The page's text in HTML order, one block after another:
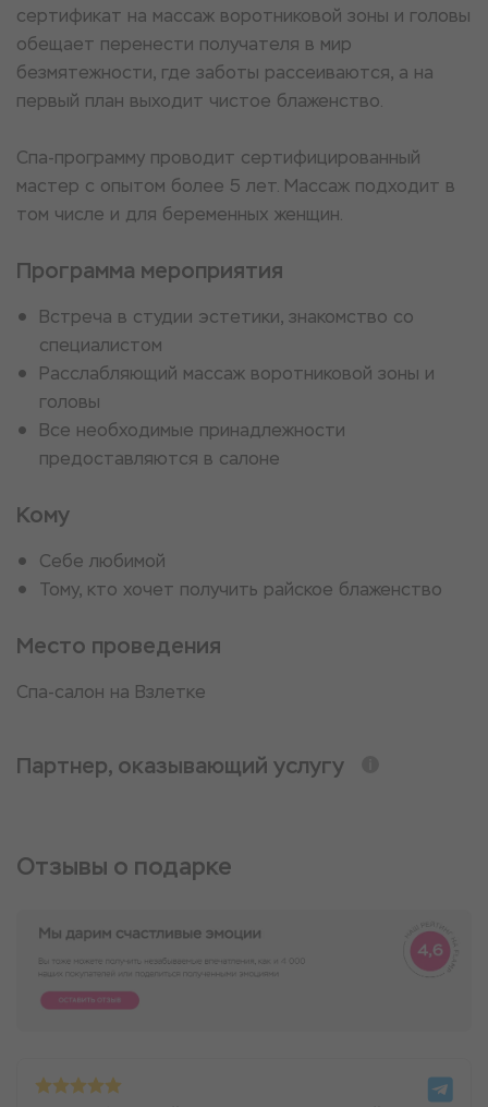
сертификат на массаж воротниковой зоны и головы
обещает перенести получателя в мир
безмятежности, где заботы рассеиваются, а на
первый план выходит чистое блаженство.
Спа-программу проводит сертифицированный
мастер с опытом более 5 лет. Массаж подходит в
том числе и для беременных женщин.
Программа мероприятия
Встреча в студии эстетики, знакомство со
специалистом
Расслабляющий массаж воротниковой зоны и
головы
Все необходимые принадлежности
предоставляются в салоне
Кому
Себе любимой
Тому, кто хочет получить райское блаженство
Место проведения
Спа-салон на Взлетке
Партнер, оказывающий услугу
Отзывы о подарке